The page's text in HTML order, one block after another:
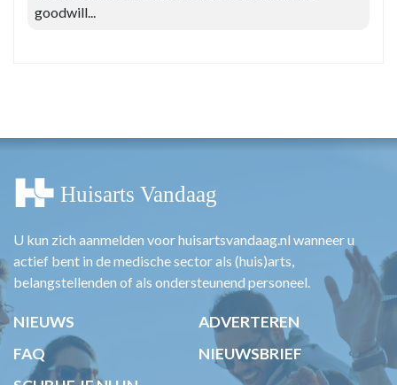
goodwill...
U kun zich aanmelden voor huisartsvandaag.nl wanneer u
actief bent in de medische sector als (huis)arts,
belangstellenden of als ondersteunend personeel.
NIEUWS
ADVERTEREN
FAQ
NIEUWSBRIEF